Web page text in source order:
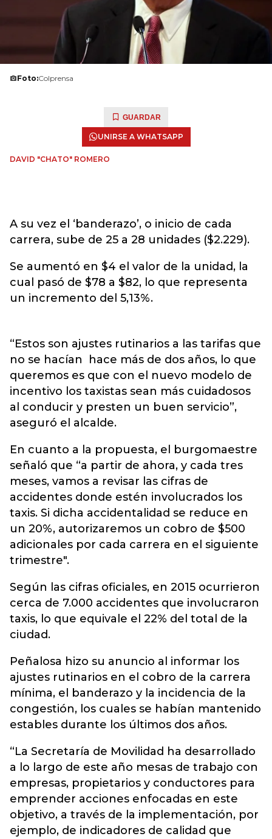
Foto:Colprensa
GUARDAR
UNIRSE A WHATSAPP
DAVID "CHATO" ROMERO
A su vez el ‘banderazo’, o inicio de cada
carrera, sube de 25 a 28 unidades ($2.229).
Se aumentó en $4 el valor de la unidad, la
cual pasó de $78 a $82, lo que representa
un incremento del 5,13%.
“Estos son ajustes rutinarios a las tarifas que
no se hacían hace más de dos años, lo que
queremos es que con el nuevo modelo de
incentivo los taxistas sean más cuidadosos
al conducir y presten un buen servicio”,
aseguró el alcalde.
En cuanto a la propuesta, el burgomaestre
señaló que “a partir de ahora, y cada tres
meses, vamos a revisar las cifras de
accidentes donde estén involucrados los
taxis. Si dicha accidentalidad se reduce en
un 20%, autorizaremos un cobro de $500
adicionales por cada carrera en el siguiente
trimestre".
Según las cifras oficiales, en 2015 ocurrieron
cerca de 7.000 accidentes que involucraron
taxis, lo que equivale el 22% del total de la
ciudad.
Peñalosa hizo su anuncio al informar los
ajustes rutinarios en el cobro de la carrera
mínima, el banderazo y la incidencia de la
congestión, los cuales se habían mantenido
estables durante los últimos dos años.
“La Secretaría de Movilidad ha desarrollado
a lo largo de este año mesas de trabajo con
empresas, propietarios y conductores para
emprender acciones enfocadas en este
objetivo, a través de la implementación, por
ejemplo, de indicadores de calidad que